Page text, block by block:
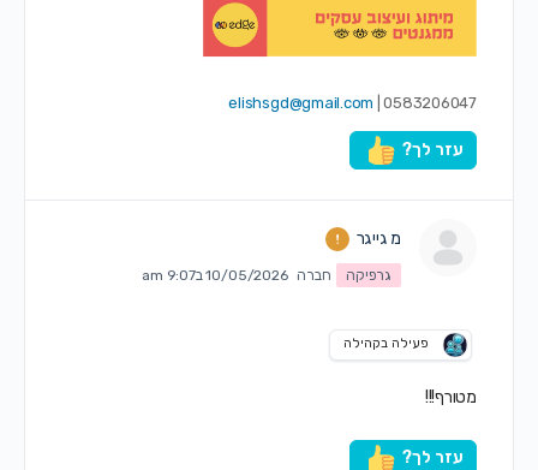
0583206047 |
elishsgd@gmail.com
עזר לך?
מ גייגר
גרפיקה חברה 10/05/2026 ב9:07 am
פעילה בקהילה
מטורף!!!
עזר לך?